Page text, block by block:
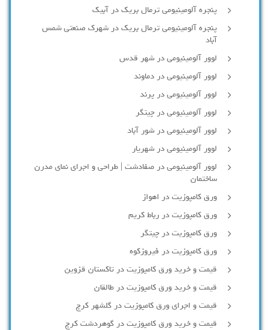
پنجره آلومینیومی ترمال بریک در آبیک
پنجره آلومینیومی ترمال بریک در شهرک صنعتی شمس
آباد
لوور آلومینیومی در شهر قدس
لوور آلومینیومی در دماوند
لوور آلومینیومی در پرند
لوور آلومینیومی در چیتگر
لوور آلومینیومی در شور آباد
لوور آلومينيومي در شهريار
لوور آلومینیومی در صفادشت | طراحی و اجرای نمای مدرن
ساختمان
ورق کامپوزیت در اهواز
ورق کامپوزیت در رباط کریم
ورق کامپوزیت در چیتگر
ورق کامپوزیت در فیروزکوه
قیمت و خرید ورق کامپوزیت در تاکستان قزوین
قیمت و خرید ورق کامپوزیت در طالقان
قیمت و اجرای ورق کامپوزیت در گلشهر کرج
قیمت و خرید ورق کامپوزیت در گوهردشت کرج